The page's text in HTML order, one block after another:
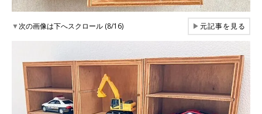
▼次の画像は下へスクロール (8/16) ▶元記事を見る